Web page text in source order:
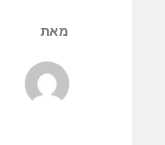
מאת